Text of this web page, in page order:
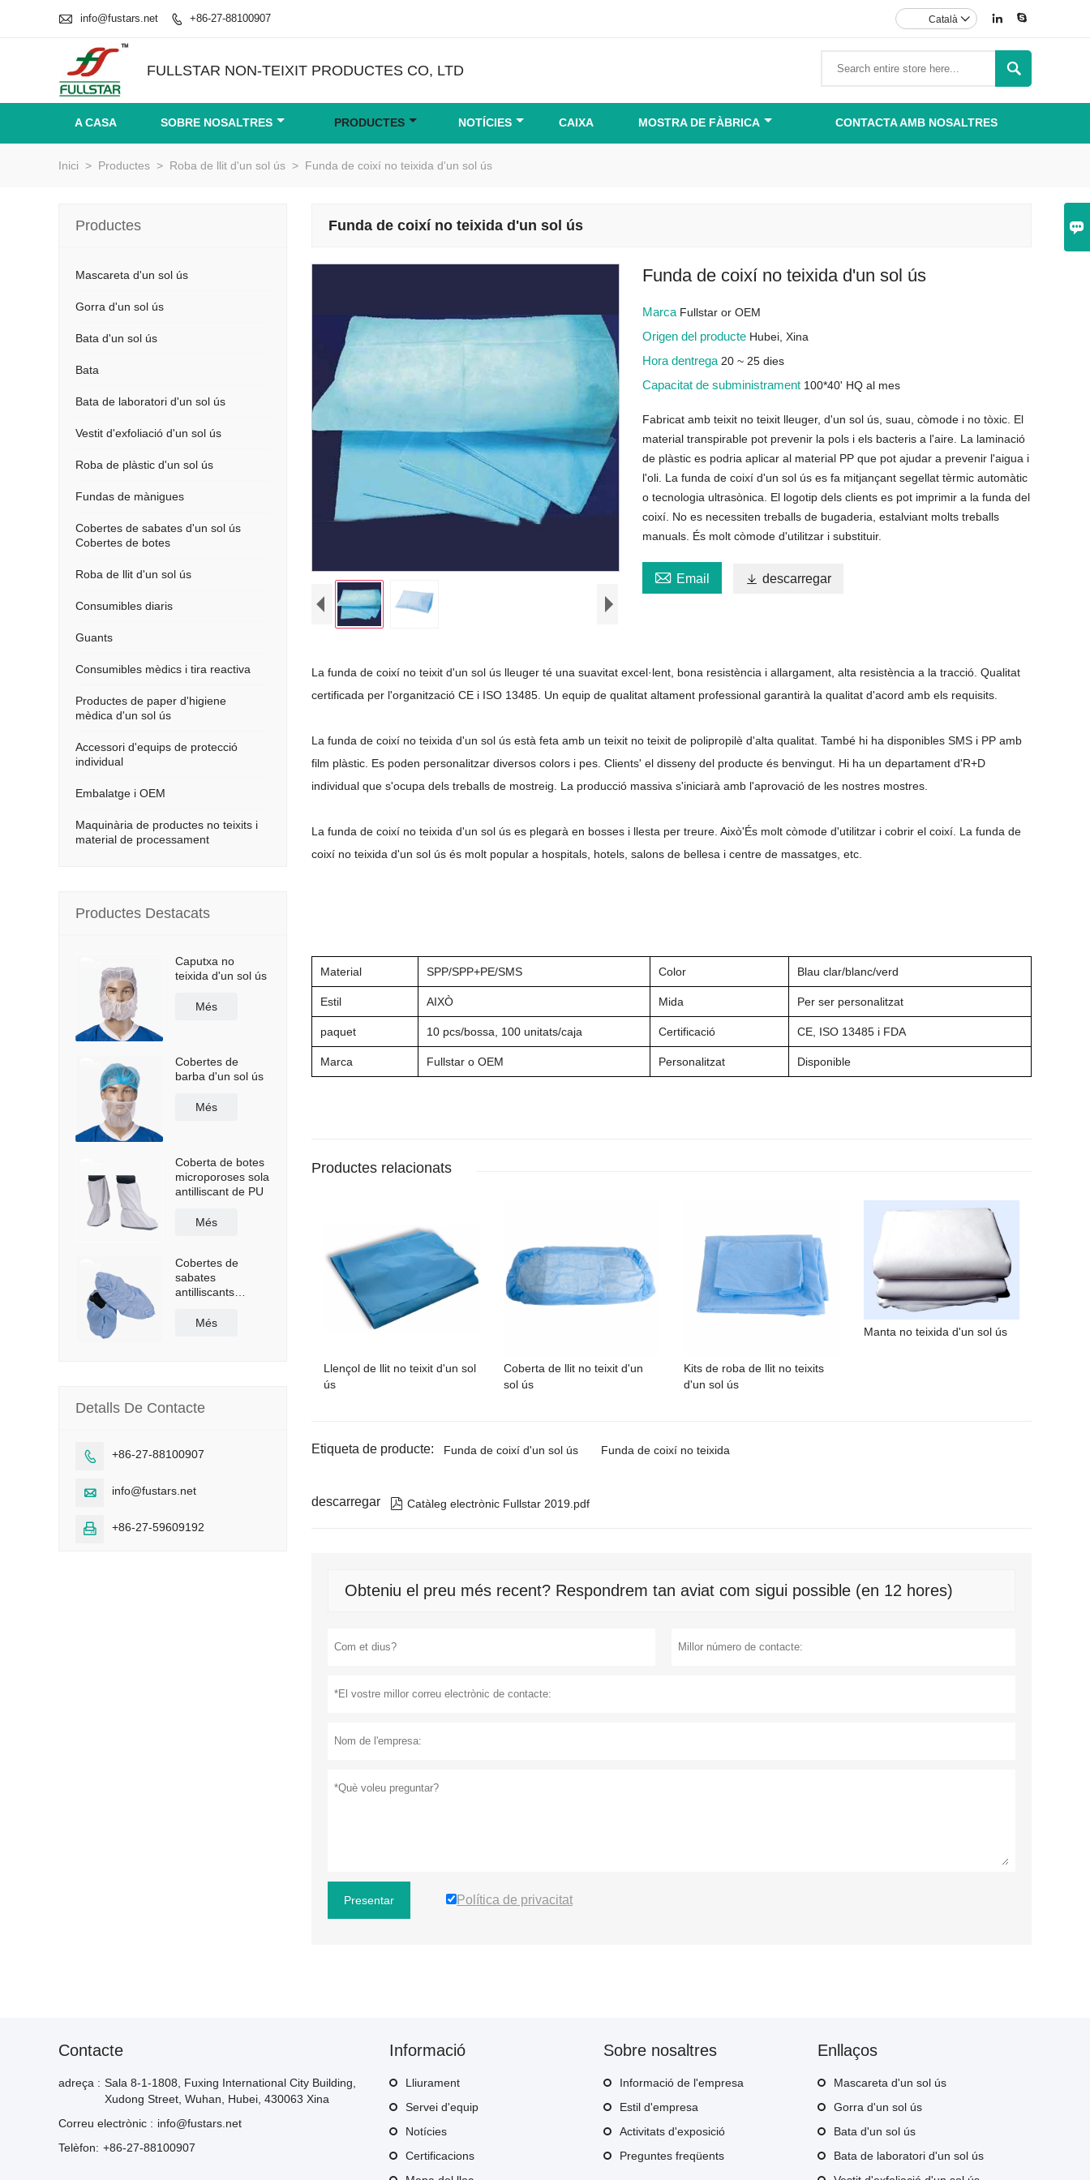

 info@fustars.net  +86-27-88100907  
Català 
FULLSTAR NON-TEIXIT PRODUCTES CO, LTD 
A CASA SOBRE NOSALTRES PRODUCTES NOTÍCIES CAIXA MOSTRA DE FÀBRICA CONTACTA AMB NOSALTRES
Inici > Productes > Roba de llit d'un sol ús > Funda de coixí no teixida d'un sol ús
Funda de coixí no teixida d'un sol ús
Funda de coixí no teixida d'un sol ús
Marca Fullstar or OEM
Origen del producte Hubei, Xina
Hora dentrega 20 ~ 25 dies
Capacitat de subministrament 100*40' HQ al mes
Fabricat amb teixit no teixit lleuger, d'un sol ús, suau, còmode i no tòxic. El
material transpirable pot prevenir la pols i els bacteris a l'aire. La laminació
de plàstic es podria aplicar al material PP que pot ajudar a prevenir l'aigua i
l'oli. La funda de coixí d'un sol ús es fa mitjançant segellat tèrmic automàtic
o tecnologia ultrasònica. El logotip dels clients es pot imprimir a la funda del
coixí. No es necessiten treballs de bugaderia, estalviant molts treballs
manuals. És molt còmode d'utilitzar i substituir.
 Email  descarregar
La funda de coixí no teixit d'un sol ús lleuger té una suavitat excel·lent, bona resistència i allargament, alta resistència a la tracció. Qualitat
certificada per l'organització CE i ISO 13485. Un equip de qualitat altament professional garantirà la qualitat d'acord amb els requisits.
La funda de coixí no teixida d'un sol ús està feta amb un teixit no teixit de polipropilè d'alta qualitat. També hi ha disponibles SMS i PP amb
film plàstic. Es poden personalitzar diversos colors i pes. Clients' el disseny del producte és benvingut. Hi ha un departament d'R+D
individual que s'ocupa dels treballs de mostreig. La producció massiva s'iniciarà amb l'aprovació de les nostres mostres.
La funda de coixí no teixida d'un sol ús es plegarà en bosses i llesta per treure. Això'És molt còmode d'utilitzar i cobrir el coixí. La funda de
coixí no teixida d'un sol ús és molt popular a hospitals, hotels, salons de bellesa i centre de massatges, etc.
Material SPP/SPP+PE/SMS Color Blau clar/blanc/verd
Estil AIXÒ Mida Per ser personalitzat
paquet 10 pcs/bossa , 100 unitats/caja Certificació CE, ISO 13485 i FDA
Marca Fullstar o OEM Personalitzat Disponible
Productes relacionats
Llençol de llit no teixit d'un sol
ús
Coberta de llit no teixit d'un
sol ús
Kits de roba de llit no teixits
d'un sol ús
Manta no teixida d'un sol ús
Etiqueta de producte: Funda de coixí d'un sol ús Funda de coixí no teixida
descarregar  Catàleg electrònic Fullstar 2019.pdf
Obteniu el preu més recent? Respondrem tan aviat com sigui possible (en 12 hores)
Presentar Política de privacitat
Productes
Mascareta d'un sol ús
Gorra d'un sol ús
Bata d'un sol ús
Bata
Bata de laboratori d'un sol ús
Vestit d'exfoliació d'un sol ús
Roba de plàstic d'un sol ús
Fundas de mànigues
Cobertes de sabates d'un sol ús
Cobertes de botes
Roba de llit d'un sol ús
Consumibles diaris
Guants
Consumibles mèdics i tira reactiva
Productes de paper d'higiene
mèdica d'un sol ús
Accessori d'equips de protecció
individual
Embalatge i OEM
Maquinària de productes no teixits i
material de processament
Productes Destacats
Caputxa no
teixida d'un sol ús
Més
Cobertes de
barba d'un sol ús
Més
Coberta de botes
microporoses sola
antilliscant de PU
Més
Cobertes de
sabates
antilliscants
polietilè
Més
Detalls De Contacte
 +86-27-88100907
 info@fustars.net
 +86-27-59609192
Contacte
adreça : Sala 8-1-1808, Fuxing International City Building,
Xudong Street, Wuhan, Hubei, 430063 Xina
Correu electrònic : info@fustars.net
Telèfon: +86-27-88100907
Informació
Lliurament
Servei d'equip
Notícies
Certificacions
Sobre nosaltres
Informació de l'empresa
Estil d'empresa
Activitats d'exposició
Preguntes freqüents
Enllaços
Mascareta d'un sol ús
Gorra d'un sol ús
Bata d'un sol ús
Bata de laboratori d'un sol ús